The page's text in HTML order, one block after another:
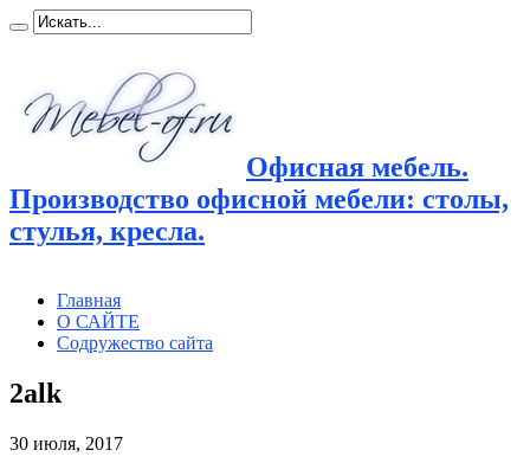
Офисная мебель.
Производство офисной мебели: столы,
стулья, кресла.
Главная
О САЙТЕ
Содружество сайта
2alk
30 июля, 2017